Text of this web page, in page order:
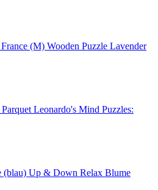
Wooden Puzzle Lavender
Leonardo's Mind Puzzles:
Up & Down Relax Blume